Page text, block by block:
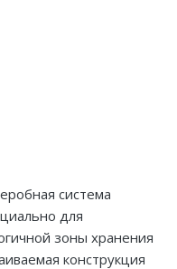
система
для
зоны хранения
конструкция